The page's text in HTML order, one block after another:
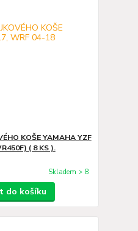
KOŠE YAMAHA YZF
( 8 KS ).
Skladem > 8
do košíku